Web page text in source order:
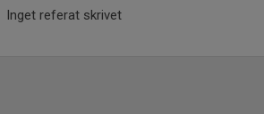
Inget referat skrivet